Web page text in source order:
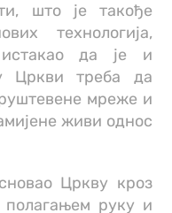
што је такође
технологија,
да је и
Цркви треба да
мреже и
живи однос
Цркву кроз
полагањем руку и